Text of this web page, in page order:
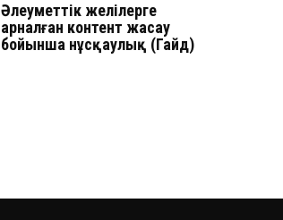
Әлеуметтік желілерге
арналған контент жасау
бойынша нұсқаулық (Гайд)